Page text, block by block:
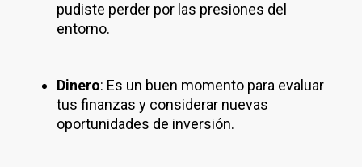
pudiste perder por las presiones del
entorno.
Dinero: Es un buen momento para evaluar
tus finanzas y considerar nuevas
oportunidades de inversión.